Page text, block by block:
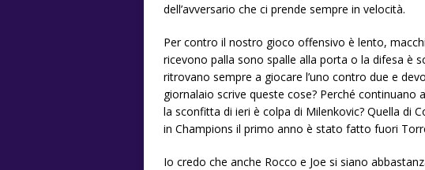
dell’avversario che ci prende sempre in velocità.
Per contro il nostro gioco offensivo è lento,
ricevono palla sono spalle alla porta o la difesa è
ritrovano sempre a giocare l’uno contro due e
giornalaio scrive queste cose? Perché continuano
la sconfitta di ieri è colpa di Milenkovic? Quella di
in Champions il primo anno è stato fatto fuori
Io credo che anche Rocco e Joe si siano